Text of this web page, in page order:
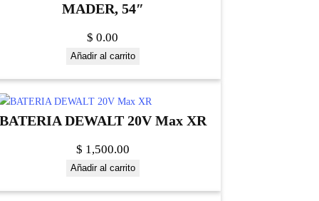
MADER, 54″
$ 0.00
Añadir al carrito
DEWALT 20V Max XR
$ 1,500.00
Añadir al carrito